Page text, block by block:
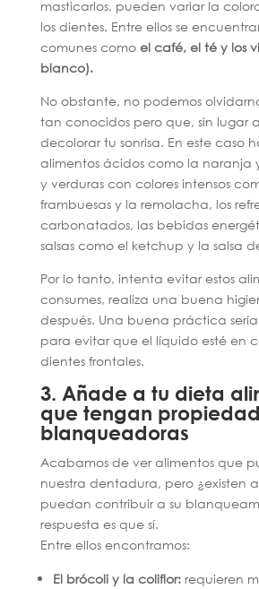
masticarlos, pueden variar la
los dientes. Entre ellos se
comunes como el café, el té y los
blanco).
No obstante, no podemos
tan conocidos pero que, sin lugar
decolorar tu sonrisa. En este caso
alimentos ácidos como la naranja
y verduras con colores intensos
frambuesas y la remolacha, los
carbonatados, las bebidas
salsas como el ketchup y la salsa
Por lo tanto, intenta evitar estos
consumes, realiza una buena
después. Una buena práctica
para evitar que el líquido esté en
dientes frontales.
3. Añade a tu dieta
que tengan
blanqueadoras
Acabamos de ver alimentos que
nuestra dentadura, pero ¿existen
puedan contribuir a su
respuesta es que sí.
Entre ellos encontramos:
El brócoli y la coliflor:requieren